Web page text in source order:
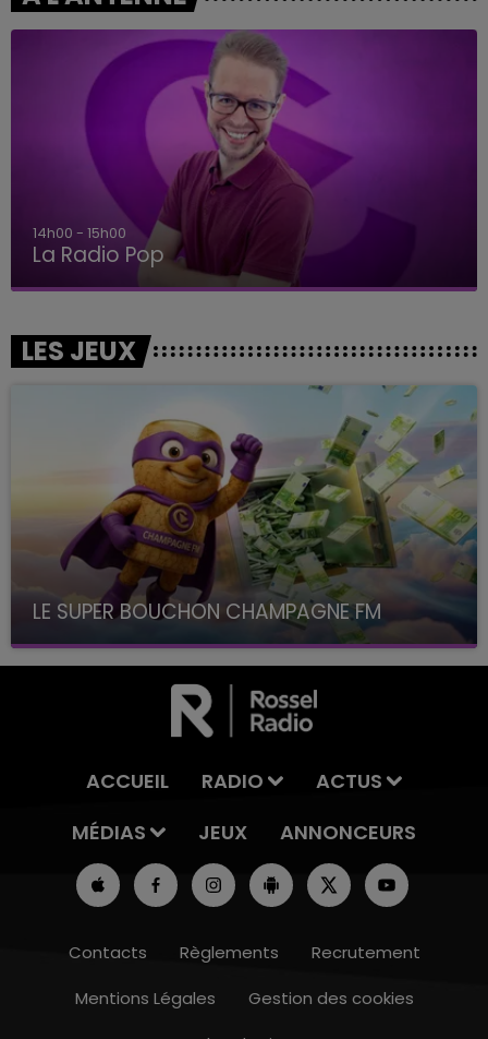
14h00 - 15h00
La Radio Pop
LES JEUX
LE SUPER BOUCHON CHAMPAGNE FM
avec La Famille Champagne FM, à 8H10
ACCUEIL RADIO
ACTUS
MÉDIAS
JEUX ANNONCEURS
Contacts Règlements
Recrutement
Mentions Légales
Gestion des cookies